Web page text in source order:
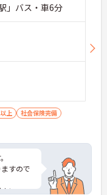
」バス・車6分
上
社会保険完備
すので
い。